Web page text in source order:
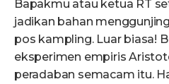
Bapakmu atau ketua RT
jadikan bahan
pos kampling. Luar biasa!
eksperimen empiris
peradaban semacam itu.